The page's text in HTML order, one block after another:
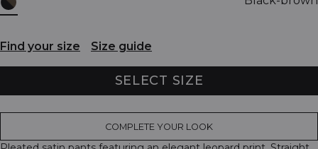
Find your size Size guide
SELECT SIZE
COMPLETE YOUR LOOK